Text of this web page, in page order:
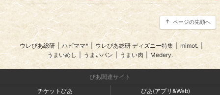
ページの先頭へ
ウレぴあ総研 | ハピママ* ウレぴあ総研 ディズニー特集 mimot. |
うまいめし | うまいパン うまい肉 | Medery.
ぴあ関連サイト
チケットぴあ
ぴあ(アプリ&Web)